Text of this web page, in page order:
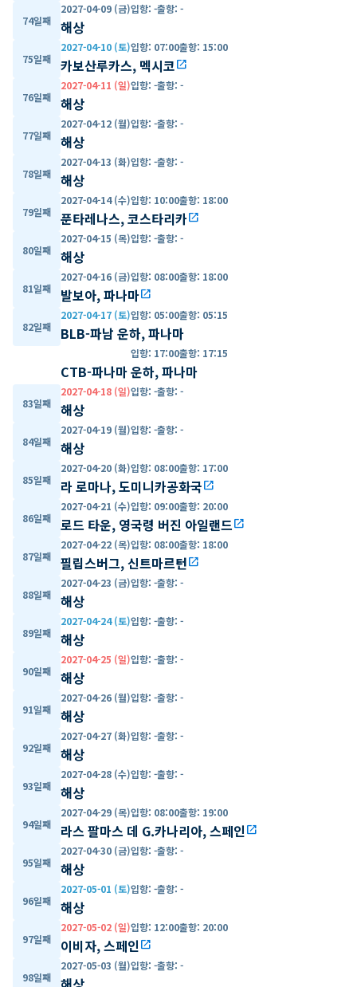
74일째
2027-04-09 (금)입항: -출항: -
해상
75일째
2027-04-10 (토)입항: 07:00출항: 15:00
카보산루카스, 멕시코open_in_new
76일째
2027-04-11 (일)입항: -출항: -
해상
77일째
2027-04-12 (월)입항: -출항: -
해상
78일째
2027-04-13 (화)입항: -출항: -
해상
79일째
2027-04-14 (수)입항: 10:00출항: 18:00
푼타레나스, 코스타리카open_in_new
80일째
2027-04-15 (목)입항: -출항: -
해상
81일째
2027-04-16 (금)입항: 08:00출항: 18:00
발보아, 파나마open_in_new
82일째
2027-04-17 (토)입항: 05:00출항: 05:15
BLB-파남 운하, 파나마
입항: 17:00출항: 17:15
CTB-파나마 운하, 파나마
83일째
2027-04-18 (일)입항: -출항: -
해상
84일째
2027-04-19 (월)입항: -출항: -
해상
85일째
2027-04-20 (화)입항: 08:00출항: 17:00
라 로마나, 도미니카공화국open_in_new
86일째
2027-04-21 (수)입항: 09:00출항: 20:00
로드 타운, 영국령 버진 아일랜드open_in_new
87일째
2027-04-22 (목)입항: 08:00출항: 18:00
필립스버그, 신트마르턴open_in_new
88일째
2027-04-23 (금)입항: -출항: -
해상
89일째
2027-04-24 (토)입항: -출항: -
해상
90일째
2027-04-25 (일)입항: -출항: -
해상
91일째
2027-04-26 (월)입항: -출항: -
해상
92일째
2027-04-27 (화)입항: -출항: -
해상
93일째
2027-04-28 (수)입항: -출항: -
해상
94일째
2027-04-29 (목)입항: 08:00출항: 19:00
라스 팔마스 데 G.카나리아, 스페인open_in_new
95일째
2027-04-30 (금)입항: -출항: -
해상
96일째
2027-05-01 (토)입항: -출항: -
해상
97일째
2027-05-02 (일)입항: 12:00출항: 20:00
이비자, 스페인open_in_new
98일째
2027-05-03 (월)입항: -출항: -